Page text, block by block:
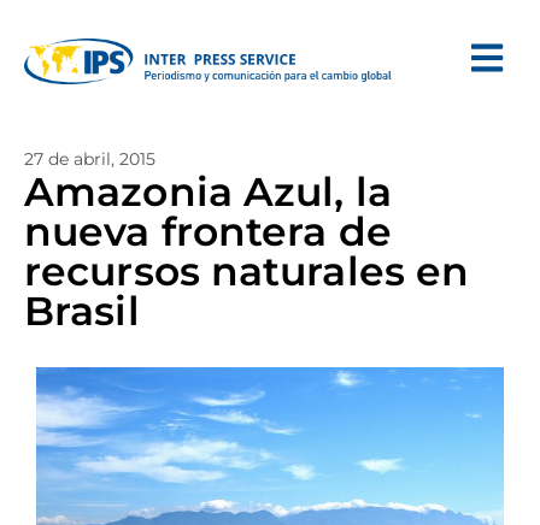
27 de abril, 2015
Amazonia Azul, la
nueva frontera de
recursos naturales en
Brasil